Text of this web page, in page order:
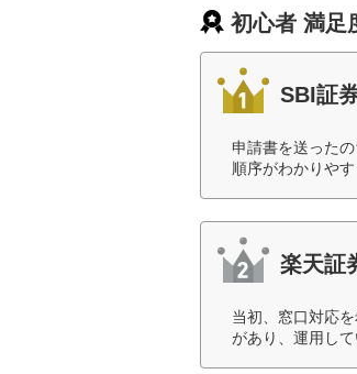
初心者 満足
SBI証
申請書を送った
順序がわかりや
楽天証
当初、窓口対応
があり、運用し